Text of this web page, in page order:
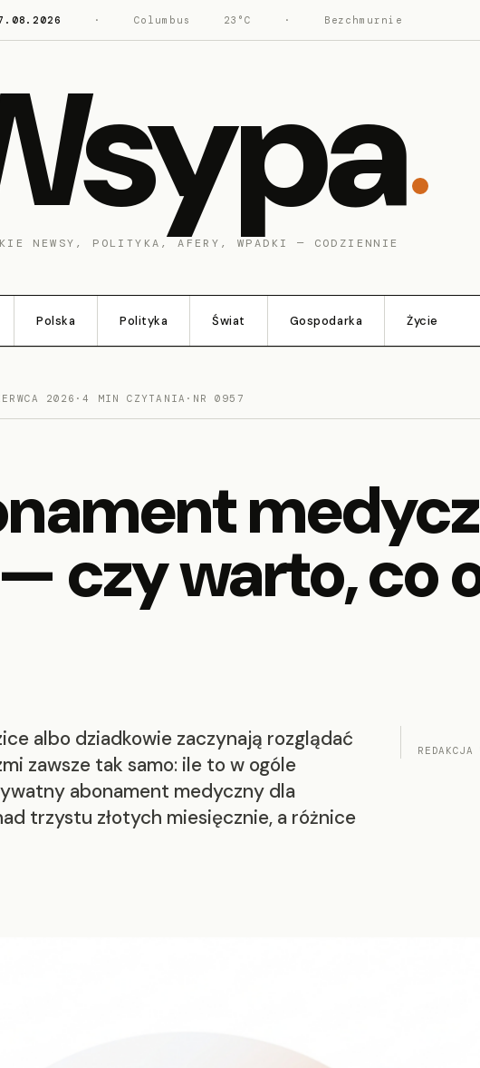
· Columbus 23°C · Bezchmurnie
NEWSY, POLITYKA, AFERY, WPADKI — CODZIENNIE
Polska Polityka Świat Gospodarka Życie
2026 ·4 MIN CZYTANIA · NR 0957
czy warto, co
albo dziadkowie zaczynają rozglądać
zawsze tak samo: ile to w ogóle
abonament medyczny dla
trzystu złotych miesięcznie, a różnice
REDAKCJA